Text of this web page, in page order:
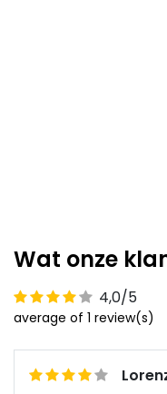
Wat onze
4,0/5
average of 1 review(s)